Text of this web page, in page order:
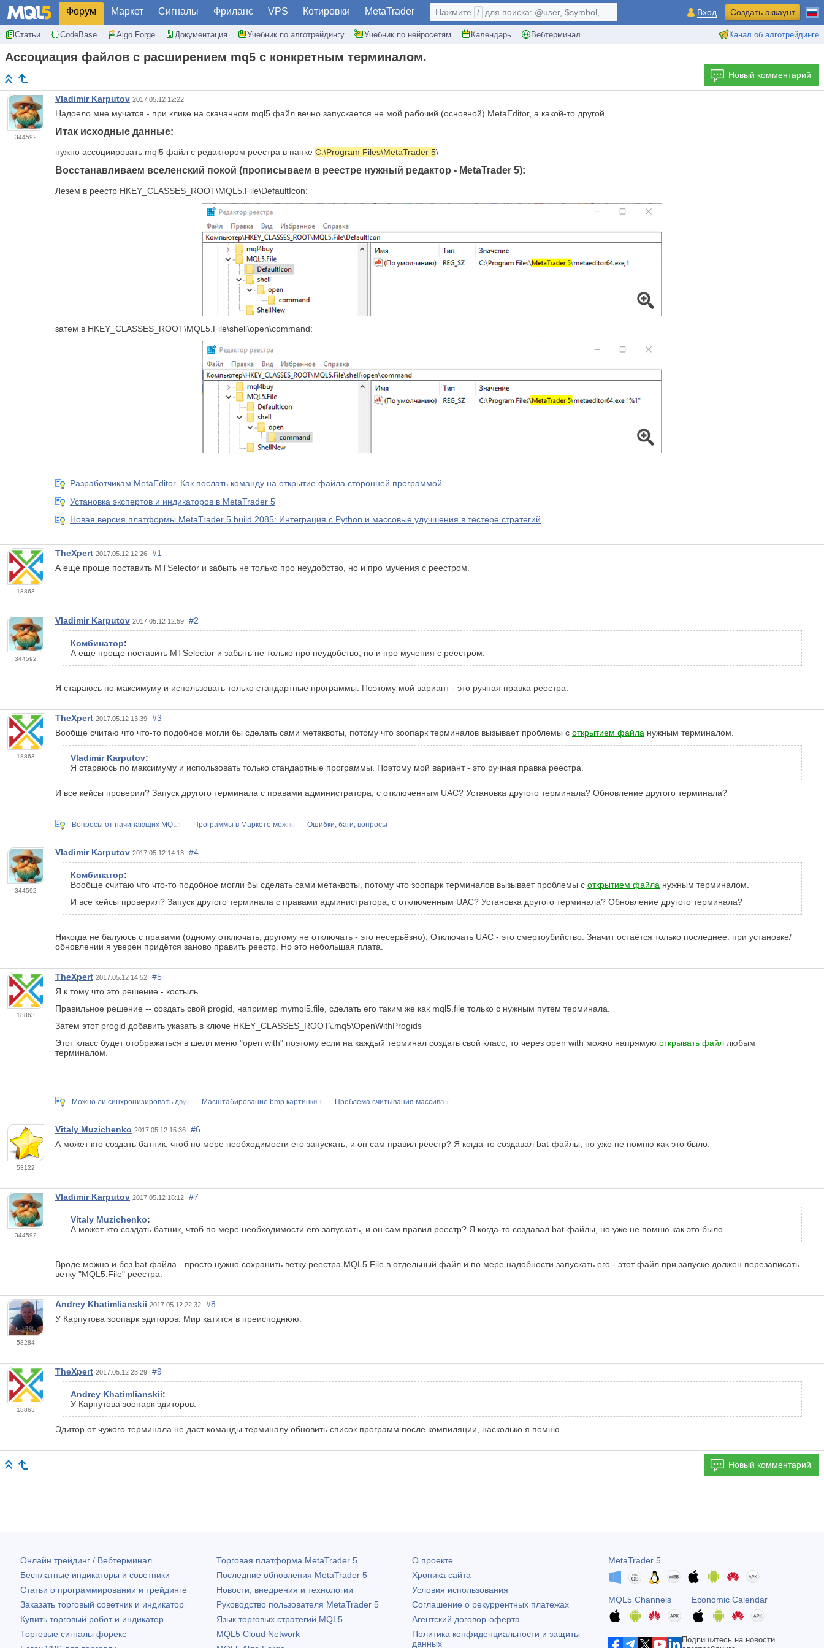
Форум Маркет Сигналы Фриланс VPS Котировки MetaTrader
Статьи CodeBase Algo Forge Документация Учебник по алготрейдингу Учебник по нейросетям Календарь Вебтерминал Канал об алготрейдинге
Нажмите / для поиска: @user, $symbol, ... Вход Создать аккаунт
Ассоциация файлов с расширением mq5 с конкретным терминалом.
Новый комментарий
344592
Vladimir Karputov 2017.05.12 12:22
Надоело мне мучатся - при клике на скачанном mql5 файл вечно запускается не мой рабочий (основной) MetaEditor, а какой-то другой.
Итак исходные данные:
нужно ассоциировать mql5 файл с редактором реестра в папке C:\Program Files\MetaTrader 5\
Восстанавливаем вселенский покой (прописываем в реестре нужный редактор - MetaTrader 5):
Лезем в реестр HKEY_CLASSES_ROOT\MQL5.File\DefaultIcon:
затем в HKEY_CLASSES_ROOT\MQL5.File\shell\open\command:
Разработчикам MetaEditor. Как послать команду на открытие файла сторонней программой
Установка экспертов и индикаторов в MetaTrader 5
Новая версия платформы MetaTrader 5 build 2085: Интеграция с Python и массовые улучшения в тестере стратегий
18863
TheXpert 2017.05.12 12:26
#1
А еще проще поставить MTSelector и забыть не только про неудобство, но и про мучения с реестром.
344592
Vladimir Karputov 2017.05.12 12:59 #2
Комбинатор:
А еще проще поставить MTSelector и забыть не только про неудобство, но и про мучения с реестром.
Я стараюсь по максимуму и использовать только стандартные программы. Поэтому мой вариант - это ручная правка реестра.
18863
TheXpert 2017.05.12 13:39
#3
Вообще считаю что что-то подобное могли бы сделать сами метаквоты, потому что зоопарк терминалов вызывает проблемы с открытием файла нужным терминалом.
Vladimir Karputov:
Я стараюсь по максимуму и использовать только стандартные программы. Поэтому мой вариант - это ручная правка реестра.
И все кейсы проверил? Запуск другого терминала с правами администратора, с отключенным UAC? Установка другого терминала? Обновление другого терминала?
Вопросы от начинающих MQL5 Программы в Маркете можно Ошибки, баги, вопросы
344592
Vladimir Karputov 2017.05.12 14:13 #4
Комбинатор:
Вообще считаю что что-то подобное могли бы сделать сами метаквоты, потому что зоопарк терминалов вызывает проблемы с открытием файла нужным терминалом.
И все кейсы проверил? Запуск другого терминала с правами администратора, с отключенным UAC? Установка другого терминала? Обновление другого терминала?
Никогда не балуюсь с правами (одному отключать, другому не отключать - это несерьёзно). Отключать UAC - это смертоубийство. Значит остаётся только последнее: при установке/
обновлении я уверен придётся заново править реестр. Но это небольшая плата.
18863
TheXpert 2017.05.12 14:52
#5
Я к тому что это решение - костыль.
Правильное решение -- создать свой progid, например mymql5.file, сделать его таким же как mql5.file только с нужным путем терминала.
Затем этот progid добавить указать в ключе HKEY_CLASSES_ROOT\.mq5\OpenWithProgids
Этот класс будет отображаться в шелл меню "open with" поэтому если на каждый терминал создать свой класс, то через open with можно напрямую открывать файл любым
терминалом.
Можно ли синхронизировать двух Масштабирование bmp картинки в Проблема считывания массива с
53122
Vitaly Muzichenko 2017.05.12 15:36
#6
А может кто создать батник, чтоб по мере необходимости его запускать, и он сам правил реестр? Я когда-то создавал bat-файлы, но уже не помню как это было.
344592
Vladimir Karputov 2017.05.12 16:12 #7
Vitaly Muzichenko:
А может кто создать батник, чтоб по мере необходимости его запускать, и он сам правил реестр? Я когда-то создавал bat-файлы, но уже не помню как это было.
Вроде можно и без bat файла - просто нужно сохранить ветку реестра MQL5.File в отдельный файл и по мере надобности запускать его - этот файл при запуске должен перезаписать
ветку "MQL5.File" реестра.
58284
Andrey Khatimlianskii 2017.05.12 22:32
#8
У Карпутова зоопарк эдиторов. Мир катится в преисподнюю.
18863
TheXpert 2017.05.12 23:29 #9
Andrey Khatimlianskii:
У Карпутова зоопарк эдиторов.
Эдитор от чужого терминала не даст команды терминалу обновить список программ после компиляции, насколько я помню.
Новый комментарий
Онлайн трейдинг / Вебтерминал
Бесплатные индикаторы и советники
Статьи о программировании и трейдинге
Заказать торговый советник и индикатор
Купить торговый робот и индикатор
Торговые сигналы форекс
Торговая платформа MetaTrader 5
Последние обновления MetaTrader 5
Новости, внедрения и технологии
Руководство пользователя MetaTrader 5
Язык торговых стратегий MQL5
MQL5 Cloud Network
О проекте
Хроника сайта
Условия использования
Соглашение о рекуррентных платежах
Агентский договор-оферта
Политика конфиденциальности и защиты
данных
MetaTrader 5
MQL5 Channels Economic Calendar
Подпишитесь на новости